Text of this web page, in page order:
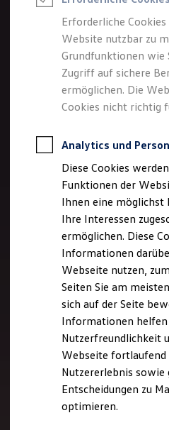
Digitaler Marktplatz
Kauf & Finanzierung
Online-
Aktionen & Angebote
E-Auto-
Für Privatkunden
Für
Profi Paket
TopDeal
Zertifizierte
Für Privatkunden
Für
Leasing
Für Privatkunden
Für
Versicherungen &
Garantien
Kfz-
Wartungsverträge
Besitzer & Service
Reparatur & Service
Sommer-Special
Reparatur,
Servicetermin
Service-Vorteile
ServicePlus
Economy Service
Räder & Reifen
Ersatzfahrzeuge
Erforderliche
Website nutzbar zu
Grundfunktionen wie
Zugriff auf sichere
ermöglichen. Die
Cookies nicht richtig
Analytics und
Diese Cookies
Funktionen der
Ihnen eine
Ihre Interessen
ermöglichen. Diese
Informationen
Webseite nutzen,
Seiten Sie am
sich auf der Seite
Informationen helfen
Nutzerfreundlichkeit
Webseite fortlaufend
Nutzererlebnis sowie
Entscheidungen zu
optimieren.